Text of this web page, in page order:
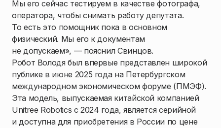
Мы его сейчас тестируем в качестве фотографа,
оператора, чтобы снимать работу депутата.
То есть это помощник пока в основном
физический. Мы его к документам
не допускаем», — пояснил Свинцов.
Робот Володя был впервые представлен широкой
публике в июне 2025 года на Петербургском
международном экономическом форуме (ПМЭФ).
Эта модель, выпускаемая китайской компанией
Unitree Robotics с 2024 года, является серийной
и доступна для приобретения в России по цене